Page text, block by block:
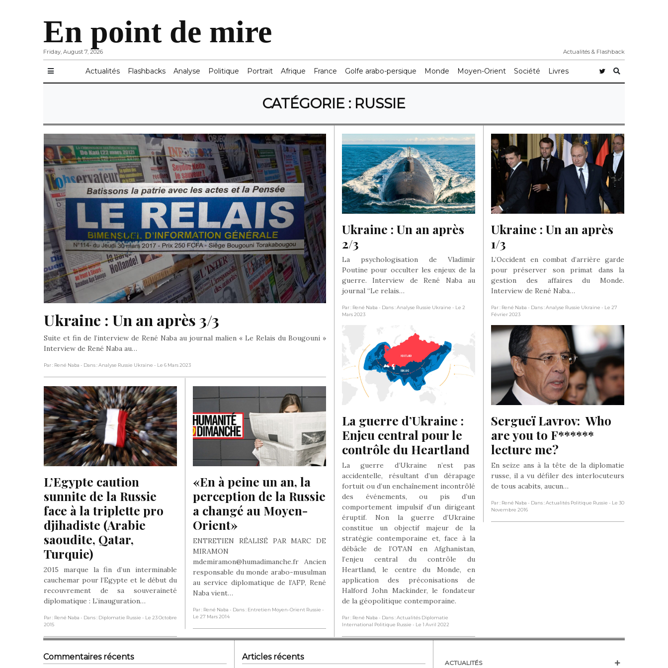
Friday, August 7, 2026
En point de mire
Actualités & Flashback
Actualités Flashbacks Analyse Politique Portrait Afrique France Golfe arabo-persique Monde Moyen-Orient Société Livres
CATÉGORIE : RUSSIE
Ukraine : Un an après 3/3
Suite et fin de l’interview de René Naba au journal malien « Le Relais du Bougouni »
Interview de René Naba au…
Par : René Naba - Dans : Analyse Russie Ukraine - Le 6 Mars 2023
Ukraine : Un an après
2/3
La psychologisation de Vladimir
Poutine pour occulter les enjeux de la
guerre. Interview de René Naba au
journal “Le relais…
Par : René Naba - Dans : Analyse Russie Ukraine - Le 2
Mars 2023
Ukraine : Un an après
1/3
L’Occident en combat d’arrière garde
pour préserver son primat dans la
gestion des affaires du Monde.
Interview de René Naba…
Par : René Naba - Dans : Analyse Russie Ukraine - Le 27
Février 2023
La guerre d’Ukraine :
Enjeu central pour le
contrôle du Heartland
La guerre d’Ukraine n’est pas
accidentelle, résultant d’un dérapage
fortuit ou d’un enchaînement incontrôlé
des événements, ou pis d’un
comportement impulsif d’un dirigeant
éruptif. Non la guerre d’Ukraine
constitue un objectif majeur de la
stratégie contemporaine et, face à la
débâcle de l’OTAN en Afghanistan,
l’enjeu central du contrôle du
Heartland, le centre du Monde, en
application des préconisations de
Halford John Mackinder, le fondateur
de la géopolitique contemporaine.
Par : René Naba - Dans : Actualités Diplomatie
International Politique Russie - Le 1 Avril 2022
Sergueï Lavrov:  Who
are you to F******
lecture me?
En seize ans à la tête de la diplomatie
russe, il a vu défiler des interlocuteurs
de tous acabits, aucun…
Par : René Naba - Dans : Actualités Politique Russie - Le 30
Novembre 2016
L’Egypte caution
sunnite de la Russie
face à la triplette pro
djihadiste (Arabie
saoudite, Qatar,
Turquie)
2015 marque la fin d’un interminable
cauchemar pour l’Egypte et le début du
recouvrement de sa souveraineté
diplomatique : L’inauguration…
Par : René Naba - Dans : Diplomatie Russie - Le 23 Octobre
2015
«En à peine un an, la
perception de la Russie
a changé au Moyen-
Orient»
ENTRETIEN RÉALISÉ PAR MARC DE
MIRAMON
mdemiramon@humadimanche.fr Ancien
responsable du monde arabo-musulman
au service diplomatique de l’AFP, René
Naba vient…
Par : René Naba - Dans : Entretien Moyen-Orient Russie -
Le 27 Mars 2014
Commentaires récents Articles récents
ACTUALITÉS